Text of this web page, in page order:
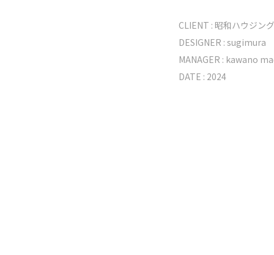
CLIENT : 昭和ハウジン
DESIGNER : sugimura
MANAGER : kawano
DATE : 2024